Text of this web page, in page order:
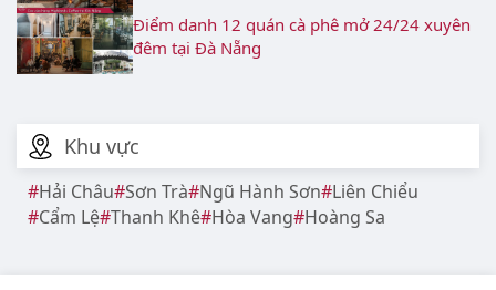
Khu vực
Hải Châu Sơn Trà Ngũ Hành Sơn Liên Chiểu
Cẩm Lệ Thanh Khê Hòa Vang Hoàng Sa
Điểm danh 12 quán cà phê mở 24/24 xuyên
đêm tại Đà Nẵng